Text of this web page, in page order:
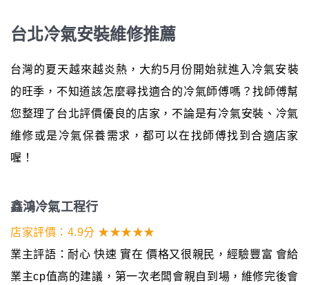
台北冷氣安裝維修推薦
台灣的夏天越來越炎熱，大約5月份開始就進入冷氣安裝
的旺季，不知道該怎麼尋找適合的冷氣師傅嗎？找師傅幫
您整理了台北評價優良的店家，不論是有冷氣安裝、冷氣
維修或是冷氣保養需求，都可以在找師傅找到合適店家
喔！
鑫鴻冷氣工程行
店家評價：4.9分 ★★★★★
業主評語：耐心 快速 實在 價格又很親民，經驗豐富 會給
業主cp值高的建議，第一次老闆會親自到場，維修完後會